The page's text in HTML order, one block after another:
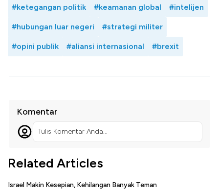
#ketegangan politik #keamanan global #intelijen
#hubungan luar negeri #strategi militer
#opini publik #aliansi internasional #brexit
Komentar
Tulis Komentar Anda...
Related Articles
Israel Makin Kesepian, Kehilangan Banyak Teman